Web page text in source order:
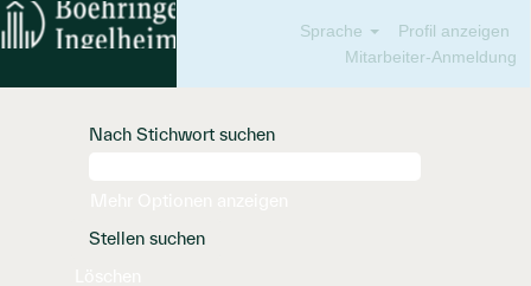
Sprache
Profil anzeigen
Mitarbeiter-Anmeldung
Nach Stichwort suchen